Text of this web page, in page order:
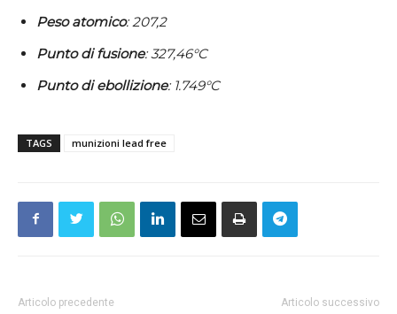
Peso atomico: 207,2
Punto di fusione: 327,46°C
Punto di ebollizione: 1.749°C
TAGS munizioni lead free
Articolo precedente Articolo successivo